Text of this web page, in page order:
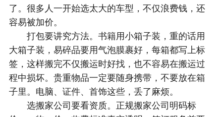
了。很多人一开始选太大的车型，不仅浪费钱，还
容易被加价。
打包要讲究方法。书籍用小箱子装，重的话用
大箱子装，易碎品要用气泡膜裹好，每箱都写上标
签，这样搬完不仅搬运时好找，也不容易在搬运过
程中损坏。贵重物品一定要随身携带，不要放在箱
子里。电脑、证件、首饰这些，丢了麻烦。
选搬家公司要看资质。正规搬家公司明码标